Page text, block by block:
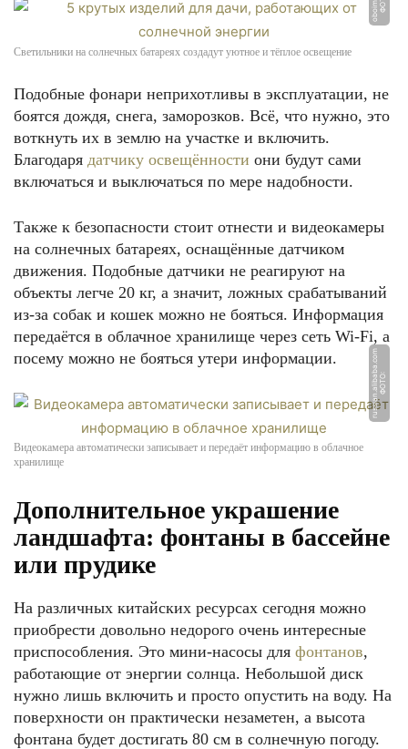
Светильники на солнечных батареях создадут уютное и тёплое освещение
Подобные фонари неприхотливы в эксплуатации, не
боятся дождя, снега, заморозков. Всё, что нужно, это
воткнуть их в землю на участке и включить.
Благодаря датчику освещённости они будут сами
включаться и выключаться по мере надобности.
Также к безопасности стоит отнести и видеокамеры
на солнечных батареях, оснащённые датчиком
движения. Подобные датчики не реагируют на
объекты легче 20 кг, а значит, ложных срабатываний
из-за собак и кошек можно не бояться. Информация
передаётся в облачное хранилище через сеть Wi-Fi, а
посему можно не бояться утери информации.
Ф
О
Т
О:
r
u
s
si
a
n.
ali
b
a
b
a.
c
o
m
Видеокамера автоматически записывает и передаёт информацию в облачное
хранилище
Дополнительное украшение
ландшафта: фонтаны в бассейне
или прудике
На различных китайских ресурсах сегодня можно
приобрести довольно недорого очень интересные
приспособления. Это мини-насосы для фонтанов,
работающие от энергии солнца. Небольшой диск
нужно лишь включить и просто опустить на воду. На
поверхности он практически незаметен, а высота
фонтана будет достигать 80 см в солнечную погоду.